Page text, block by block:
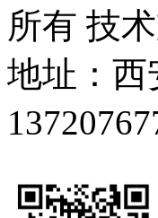
所有 技
地址：西